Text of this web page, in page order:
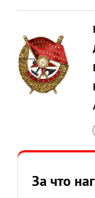
За что